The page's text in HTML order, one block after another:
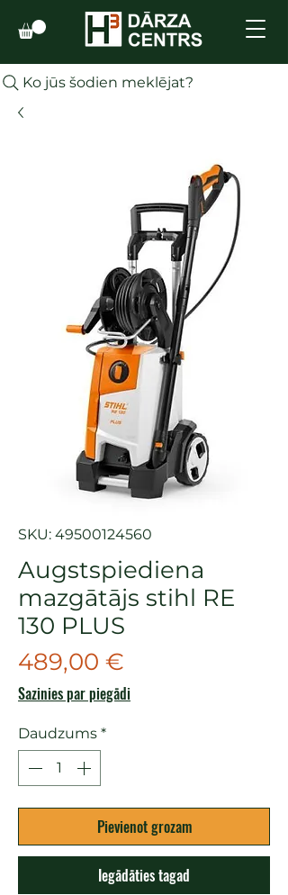
Ko jūs šodien meklējat?
SKU: 49500124560
Augstspiediena
mazgātājs stihl RE
130 PLUS
489,00 €
Sazinies par piegādi
Daudzums *
Pievienot grozam
Iegādāties tagad